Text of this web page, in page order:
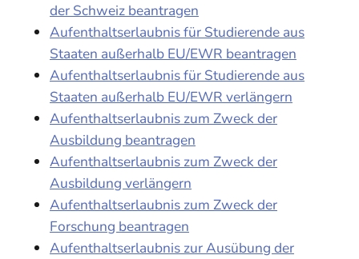
der Schweiz beantragen
Aufenthaltserlaubnis für Studierende aus
Staaten außerhalb EU/EWR beantragen
Aufenthaltserlaubnis für Studierende aus
Staaten außerhalb EU/EWR verlängern
Aufenthaltserlaubnis zum Zweck der
Ausbildung beantragen
Aufenthaltserlaubnis zum Zweck der
Ausbildung verlängern
Aufenthaltserlaubnis zum Zweck der
Forschung beantragen
Aufenthaltserlaubnis zur Ausübung der